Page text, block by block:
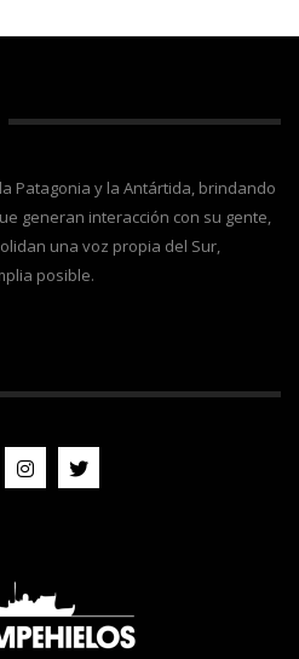
Patagonia y la Antártida, brindando
generan interacción con su gente,
una voz propia del Sur,
posible.